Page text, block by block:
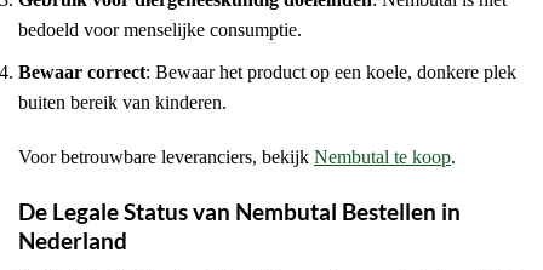
bedoeld voor menselijke consumptie.
Bewaar correct: Bewaar het product op een koele, donkere plek
buiten bereik van kinderen.
Voor betrouwbare leveranciers, bekijk Nembutal te koop.
De Legale Status van Nembutal Bestellen in
Nederland